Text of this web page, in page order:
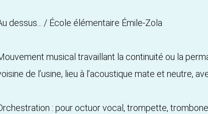
dessus... / École élémentaire Émile-Zola
musical travaillant la continuité ou la
de l’usine, lieu à l’acoustique mate et neutre,
: pour octuor vocal, trompette,